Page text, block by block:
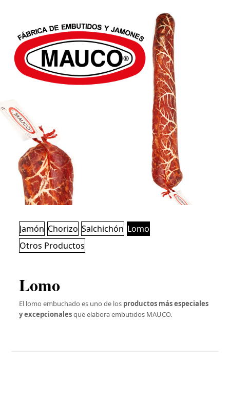
Jamón Chorizo Salchichón Lomo
Otros Productos
Lomo
El lomo embuchado es uno de los productos más especiales
y excepcionalesque elabora embutidos MAUCO.